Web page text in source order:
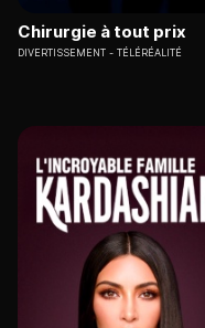
Chirurgie à tout prix
DIVERTISSEMENT TÉLÉRÉALITÉ